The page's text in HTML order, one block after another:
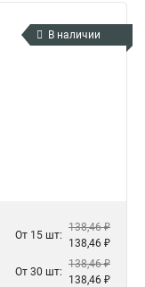
В наличии
От 15 шт:
138,46 ₽
138,46 ₽
От 30 шт:
138,46 ₽
138,46 ₽